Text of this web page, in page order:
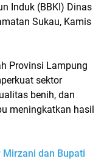
Induk (BBKI) Dinas
Sukau, Kamis
Provinsi Lampung
sektor
benih, dan
meningkatkan hasil
Mirzani dan Bupati